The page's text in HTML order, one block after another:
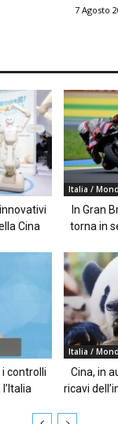
7 Agosto
Cina
Italia /
In Gran
torna in
controlli
Italia /
Cina, in
ricavi